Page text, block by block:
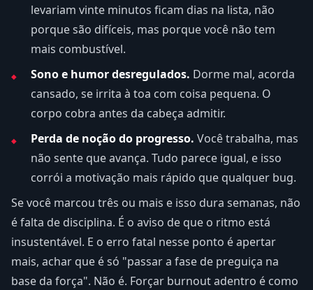
levariam vinte minutos ficam dias na lista, não
porque são difíceis, mas porque você não tem
mais combustível.
Sono e humor desregulados. Dorme mal, acorda
cansado, se irrita à toa com coisa pequena. O
corpo cobra antes da cabeça admitir.
Perda de noção do progresso. Você trabalha, mas
não sente que avança. Tudo parece igual, e isso
corrói a motivação mais rápido que qualquer bug.
Se você marcou três ou mais e isso dura semanas, não
é falta de disciplina. É o aviso de que o ritmo está
insustentável. E o erro fatal nesse ponto é apertar
mais, achar que é só "passar a fase de preguiça na
base da força". Não é. Forçar burnout adentro é como